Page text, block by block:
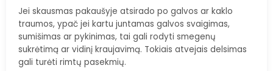
Jei skausmas pakaušyje atsirado po galvos ar kaklo
traumos, ypač jei kartu juntamas galvos svaigimas,
sumišimas ar pykinimas, tai gali rodyti smegenų
sukrėtimą ar vidinį kraujavimą. Tokiais atvejais delsimas
gali turėti rimtų pasekmių.